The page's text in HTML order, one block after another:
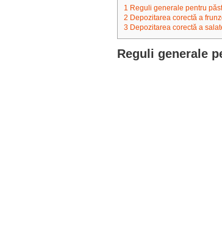
1 Reguli generale pentru
2 Depozitarea corectă a
3 Depozitarea corectă a
Reguli generale